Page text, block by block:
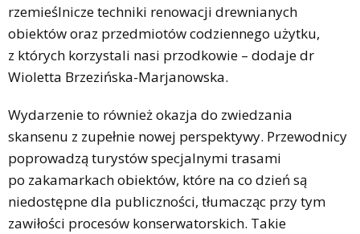
rzemieślnicze techniki renowacji drewnianych
obiektów oraz przedmiotów codziennego użytku,
z których korzystali nasi przodkowie – dodaje dr
Wioletta Brzezińska-Marjanowska.
Wydarzenie to również okazja do zwiedzania
skansenu z zupełnie nowej perspektywy. Przewodnicy
poprowadzą turystów specjalnymi trasami
po zakamarkach obiektów, które na co dzień są
niedostępne dla publiczności, tłumacząc przy tym
zawiłości procesów konserwatorskich. Takie